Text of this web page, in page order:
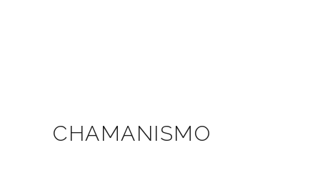
CHAMANISMO